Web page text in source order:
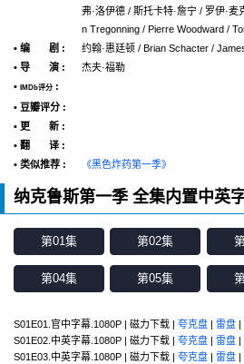
弗·洛伊德 / 斯托卡特·詹宁 / 罗伊·
n Tregonning / Pierre Woodward /
• 编 剧 :
约翰·惠廷顿 / Brian Schacter /
• 导 演 :
杰夫·福勒
•
IMDb评分 :
• 豆瓣评分 :
• 更 新 :
• 翻 译 :
• 类似推荐 :
《黑色炸药第一季》
纳克鲁斯第一季 全集内置中英
第01集 第02集
第04集 第05集
S01E01.官中字幕.1080P | 磁力下载 | 夸克盘 | 雷盘 |
S01E02.中英字幕.1080P | 磁力下载 | 夸克盘 | 雷盘 |
S01E03.中英字幕.1080P | 磁力下载 | 夸克盘 | 雷盘 |